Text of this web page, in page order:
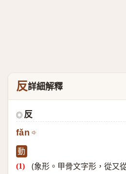
反詳細解釋
◎ 反
fǎn
動
(象形。甲骨文字形，從又